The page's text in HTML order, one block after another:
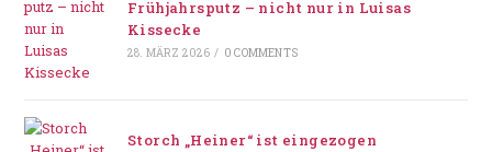
Frühjahrsputz – nicht nur in Luisas
Kissecke
28. MÄRZ 2026 / 0 COMMENTS
Storch „Heiner“ ist eingezogen